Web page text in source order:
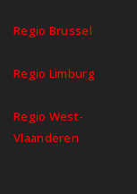
Regio Brussel
Regio Limburg
Regio West-
Vlaanderen